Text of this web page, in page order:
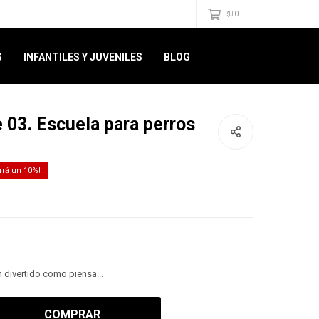
INFANTILES Y JUVENILES BLOG
$U 0
03. Escuela para perros
10
divertido como piensa...
COMPRAR